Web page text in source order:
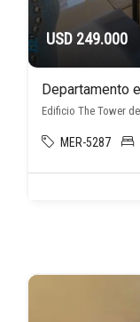
USD 249.000
MER-5287